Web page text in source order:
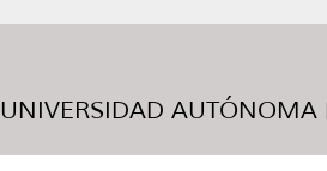
UNIVERSIDAD